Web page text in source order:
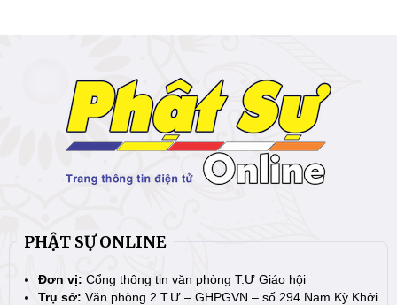
PHẬT SỰ ONLINE
Đơn vị: Cổng thông tin văn phòng T.Ư Giáo hội
Trụ sở: Văn phòng 2 T.Ư – GHPGVN – số 294 Nam Kỳ Khởi